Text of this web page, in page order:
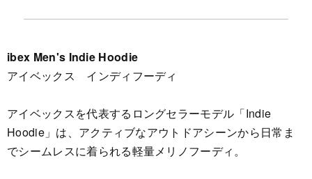
ibex Men's Indie Hoodie
アイベックス インディフーディ
アイベックスを代表するロングセラーモデル「Indie
Hoodie」は、アクティブなアウトドアシーンから日常ま
でシームレスに着られる軽量メリノフーディ。